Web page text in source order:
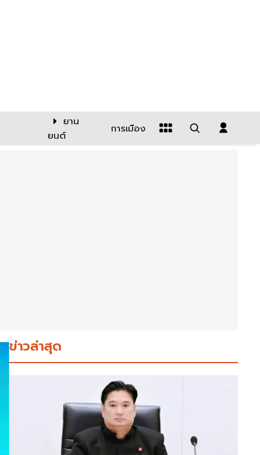
ยาน
ยนต์
การเมือง
ข่าวล่าสุด